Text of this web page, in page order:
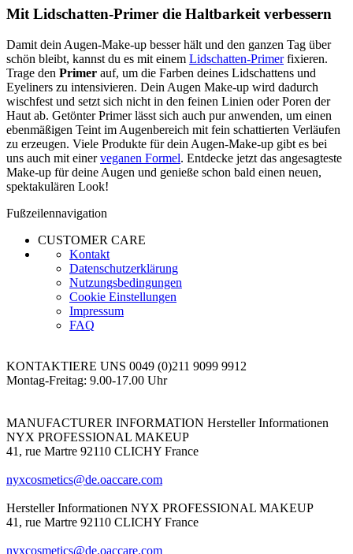
Mit Lidschatten-Primer die Haltbarkeit verbessern
Damit dein Augen-Make-up besser hält und den ganzen Tag über
schön bleibt, kannst du es mit einem Lidschatten-Primerfixieren.
Trage den Primer auf, um die Farben deines Lidschattens und
Eyeliners zu intensivieren. Dein Augen Make-up wird dadurch
wischfest und setzt sich nicht in den feinen Linien oder Poren der
Haut ab. Getönter Primer lässt sich auch pur anwenden, um einen
ebenmäßigen Teint im Augenbereich mit fein schattierten Verläufen
zu erzeugen. Viele Produkte für dein Augen-Make-up gibt es bei
uns auch mit einerveganen Formel. Entdecke jetzt das angesagteste
Make-up für deine Augen und genieße schon bald einen neuen,
spektakulären Look!
Fußzeilennavigation
CUSTOMER CARE
Kontakt
Datenschutzerklärung
Nutzungsbedingungen
Cookie Einstellungen
Impressum
FAQ
KONTAKTIERE UNS 0049 (0)211 9099 9912
Montag-Freitag: 9.00-17.00 Uhr
MANUFACTURER INFORMATION Hersteller Informationen
NYX PROFESSIONAL MAKEUP
41, rue Martre 92110 CLICHY France
nyxcosmetics@de.oaccare.com
Hersteller Informationen NYX PROFESSIONAL MAKEUP
41, rue Martre 92110 CLICHY France
nyxcosmetics@de.oaccare.com